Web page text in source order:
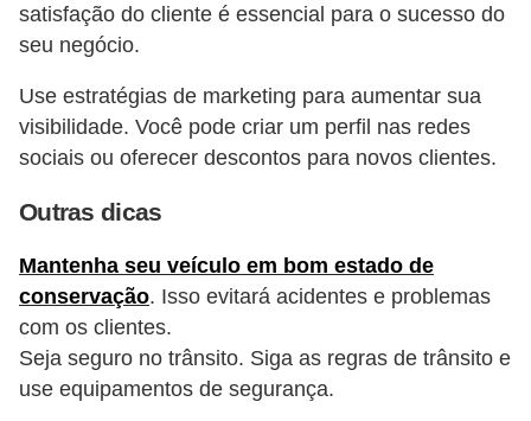
satisfação do cliente é essencial para o sucesso do
seu negócio.
Use estratégias de marketing para aumentar sua
visibilidade. Você pode criar um perfil nas redes
sociais ou oferecer descontos para novos clientes.
Outras dicas
Mantenha seu veículo em bom estado de
conservação. Isso evitará acidentes e problemas
com os clientes.
Seja seguro no trânsito. Siga as regras de trânsito e
use equipamentos de segurança.